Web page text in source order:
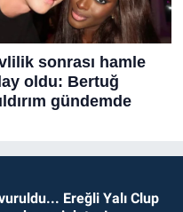
Ereğli Yalı Clup